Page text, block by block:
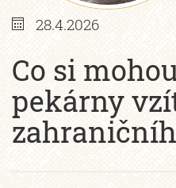
28.4.2026
Co si
pekárny